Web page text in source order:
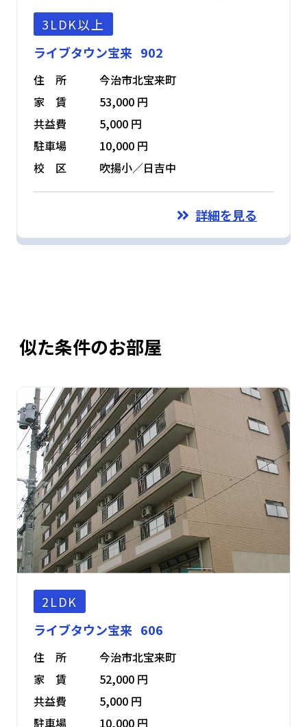
3LDK以上
ライブタウン宝来 902
住 所
今治市北宝来町
家 賃
53,000 円
共益費
5,000 円
駐車場
10,000 円
校 区
吹揚小／日吉中
詳細を見る
似た条件のお部屋
2LDK
ライブタウン宝来 606
住 所
今治市北宝来町
家 賃
52,000 円
共益費
5,000 円
駐車場
10,000 円